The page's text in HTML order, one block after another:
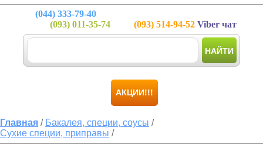
(044) 333-79-40
(093) 011-35-74 (093) 514-94-52 Viber чат
НАЙТИ
АКЦИИ!!!
Главная / Бакалея, специи, соусы /
Сухие специи, приправы /